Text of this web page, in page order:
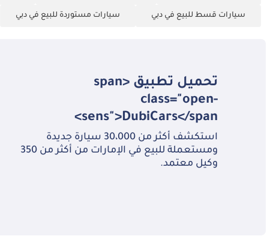
سيارات قسط للبيع في دبي سيارات مستوردة للبيع في دبي
تحميل تطبيق <span
class="open-
sens">DubiCars</span>
استكشف أكثر من 30،000 سيارة جديدة
ومستعملة للبيع في الإمارات من أكثر من 350
وكيل معتمد.